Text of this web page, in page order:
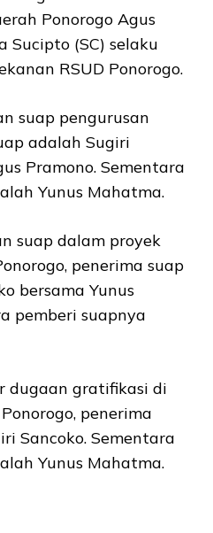
Ponorogo Agus
Sucipto (SC) selaku
RSUD Ponorogo.
suap pengurusan
adalah Sugiri
Pramono. Sementara
Yunus Mahatma.
suap dalam proyek
penerima suap
bersama Yunus
pemberi suapnya
dugaan gratifikasi di
penerima
Sancoko. Sementara
Yunus Mahatma.